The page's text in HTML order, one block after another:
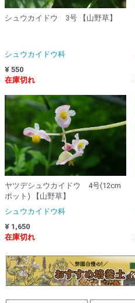
シュウカイドウ 3号 【山野草】
シュウカイドウ科
¥ 550
在庫切れ
ヤツデシュウカイドウ 4号(12cm
ポット) 【山野草】
シュウカイドウ科
¥ 1,650
在庫切れ